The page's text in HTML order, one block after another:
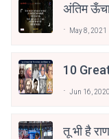
अंतिम
May 8, 2021
10
Jun 16, 2020
तू भी है